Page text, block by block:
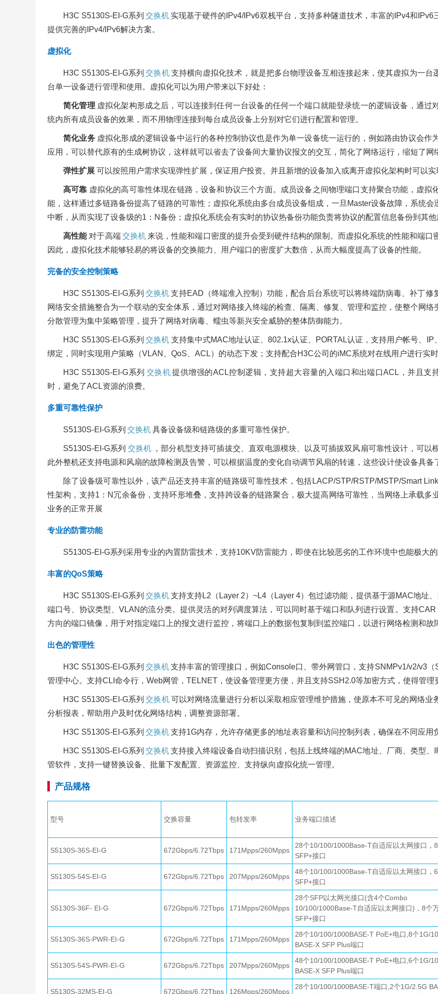
H3C S5130S-EI-G系列 交换机 实现基于硬件的IPv4/IPv6双栈平台，支持多种隧道技术，丰富的IPv4和
提供完善的IPv4/IPv6解决方案。
虚拟化
H3C S5130S-EI-G系列 交换机支持横向虚拟化技术，就是把多台物理设备互相连接起来，使其虚拟为一
台单一设备进行管理和使用。虚拟化可以为用户带来以下好处：
简化管理 虚拟化架构形成之后，可以连接到任何一台设备的任何一个端口就能登录统一的逻辑设备，通过
统内所有成员设备的效果，而不用物理连接到每台成员设备上分别对它们进行配置和管理。
简化业务虚拟化形成的逻辑设备中运行的各种控制协议也是作为单一设备统一运行的，例如路由协议会作
应用，可以替代原有的生成树协议，这样就可以省去了设备间大量协议报文的交互，简化了网络运行，缩短了网
弹性扩展 可以按照用户需求实现弹性扩展，保证用户投资。并且新增的设备加入或离开虚拟化架构时可以实
高可靠 虚拟化的高可靠性体现在链路，设备和协议三个方面。成员设备之间物理端口支持聚合功能，虚拟
能，这样通过多链路备份提高了链路的可靠性；虚拟化系统由多台成员设备组成，一旦Master设备故障，系统
中断，从而实现了设备级的1：N备份；虚拟化系统会有实时的协议热备份功能负责将协议的配置信息备份到其
高性能对于高端交换机来说，性能和端口密度的提升会受到硬件结构的限制。而虚拟化系统的性能和端口
因此，虚拟化技术能够轻易的将设备的交换能力、用户端口的密度扩大数倍，从而大幅度提高了设备的性能。
完备的安全控制策略
H3C S5130S-EI-G系列 交换机 支持EAD（终端准入控制）功能，配合后台系统可以将终端防病毒、补丁
网络安全措施整合为一个联动的安全体系，通过对网络接入终端的检查、隔离、修复、管理和监控，使整个网
分散管理为集中策略管理，提升了网络对病毒、蠕虫等新兴安全威胁的整体防御能力。
H3C S5130S-EI-G系列 交换机 支持集中式MAC地址认证、802.1x认证、PORTAL认证，支持用户帐号、
绑定，同时实现用户策略（VLAN、QoS、ACL）的动态下发；支持配合H3C公司的iMC系统对在线用户进行实
H3C S5130S-EI-G系列 交换机提供增强的ACL控制逻辑，支持超大容量的入端口和出端口ACL，并且支
时，避免了ACL资源的浪费。
多重可靠性保护
S5130S-EI-G系列 交换机具备设备级和链路级的多重可靠性保护。
S5130S-EI-G系列 交换机 ，部分机型支持可插拔交、直双电源模块、以及可插拔双风扇可靠性设计，可以
此外整机还支持电源和风扇的故障检测及告警，可以根据温度的变化自动调节风扇的转速，这些设计使设备具备
除了设备级可靠性以外，该产品还支持丰富的链路级可靠性技术，包括LACP/STP/RSTP/MSTP/Smart
性架构，支持1：N冗余备份，支持环形堆叠，支持跨设备的链路聚合，极大提高网络可靠性，当网络上承载多
业务的正常开展
专业的防雷功能
S5130S-EI-G系列采用专业的内置防雷技术，支持10KV防雷能力，即使在比较恶劣的工作环境中也能极大的
丰富的QoS策略
H3C S5130S-EI-G系列 交换机支持支持L2（Layer 2）~L4（Layer 4）包过滤功能，提供基于源MAC地址
端口号、协议类型、VLAN的流分类。提供灵活的对列调度算法，可以同时基于端口和队列进行设置。支持
方向的端口镜像，用于对指定端口上的报文进行监控，将端口上的数据包复制到监控端口，以进行网络检测和故
出色的管理性
H3C S5130S-EI-G系列 交换机支持丰富的管理接口，例如Console口、带外网管口，支持SNMPv1/v2/v3
管理中心。支持CLI命令行，Web网管，TELNET，使设备管理更方便，并且支持SSH2.0等加密方式，使得管理
H3C S5130S-EI-G系列 交换机可以对网络流量进行分析以采取相应管理维护措施，使原本不可见的网络
分析报表，帮助用户及时优化网络结构，调整资源部署。
H3C S5130S-EI-G系列 交换机支持1G内存，允许存储更多的地址表容量和访问控制列表，确保在不同应用
H3C S5130S-EI-G系列 交换机支持接入终端设备自动扫描识别，包括上线终端的MAC地址、厂商、类型
管软件，支持一键替换设备、批量下发配置、资源监控、支持纵向虚拟化统一管理。
产品规格
型号 交换容量 包转发率 业务端口描述
S5130S-36S-EI-G 672Gbps/6.72Tbps 171Mpps/260Mpps
28个10/100/1000Base-T自适应以太网接口，
SFP+接口
S5130S-54S-EI-G 672Gbps/6.72Tbps 207Mpps/260Mpps
48个10/100/1000Base-T自适应以太网接口，
SFP+接口
S5130S-36F- EI-G 672Gbps/6.72Tbps 171Mpps/260Mpps
28个SFP以太网光接口(含4个Combo
10/100/1000Base-T自适应以太网接口)，8个
SFP+接口
S5130S-36S-PWR-EI-G 672Gbps/6.72Tbps 171Mpps/260Mpps
28个10/100/1000BASE-T PoE+电口,8个1G/
BASE-X SFP Plus端口
S5130S-54S-PWR-EI-G 672Gbps/6.72Tbps 207Mpps/260Mpps
48个10/100/1000BASE-T PoE+电口,6个1G/
BASE-X SFP Plus端口
S5130S-32MS-EI-G 672Gbps/6.72Tbps 126Mpps/260Mpps
28个10/100/1000BASE-T端口,2个1G/2.5G